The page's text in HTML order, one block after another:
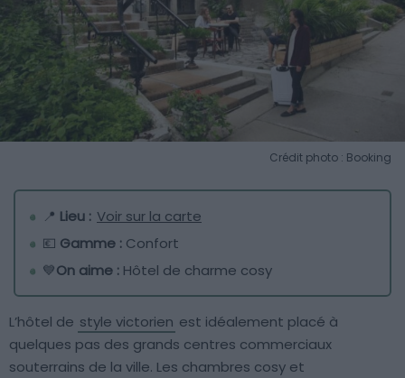
Crédit photo : Booking
📍 Lieu : Voir sur la carte
💶 Gamme : Confort
💙On aime : Hôtel de charme cosy
L’hôtel de style victorien est idéalement placé à
quelques pas des grands centres commerciaux
souterrains de la ville. Les chambres cosy et